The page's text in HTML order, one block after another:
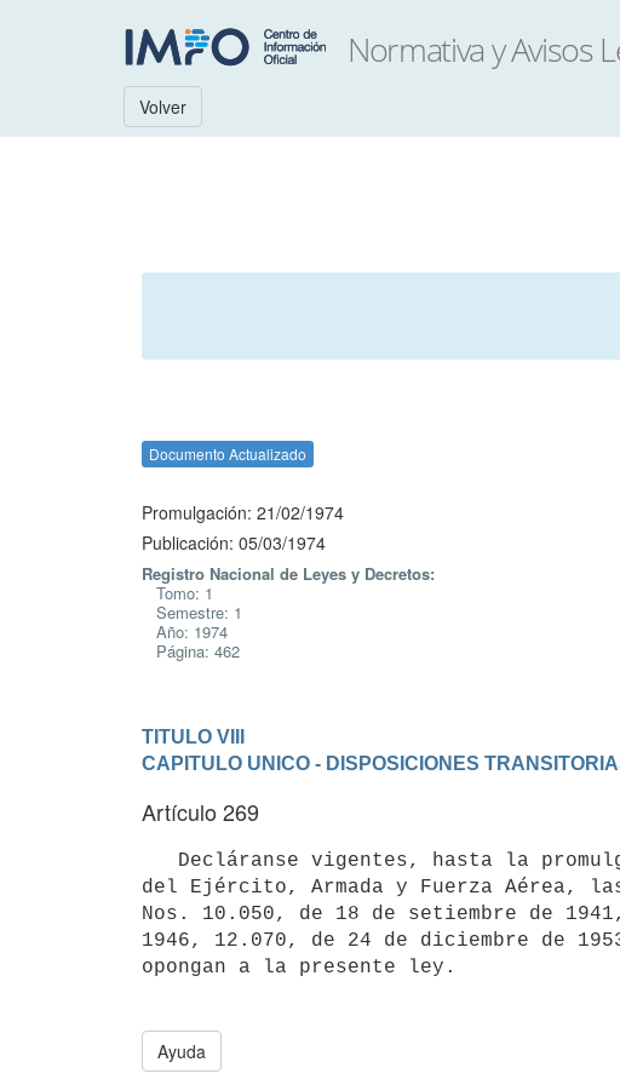
Volver
Documento Actualizado
Promulgación: 21/02/1974
Publicación: 05/03/1974
Registro Nacional de Leyes y Decretos:
Tomo: 1
Semestre: 1
Año: 1974
Página: 462
TITULO VIII
CAPITULO UNICO - DISPOSICIONES
Artículo 269
del Ejército, Armada y Fuerza Aérea,
Nos. 10.050, de 18 de setiembre de
1946, 12.070, de 24 de diciembre de
Ayuda